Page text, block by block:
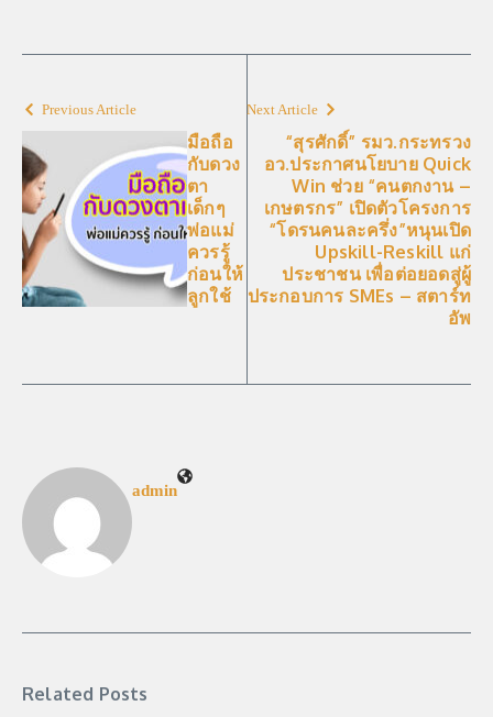
Previous Article
มือถือ
กับดวง
ตา
เด็กๆ
พ่อแม่
ควรรู้
ก่อนให้
ลูกใช้
Next Article
“สุรศักดิ์” รมว.กระทรวง
อว.ประกาศนโยบาย Quick
Win ช่วย “คนตกงาน –
เกษตรกร” เปิดตัวโครงการ
“โดรนคนละครึ่ง”หนุนเปิด
Upskill-Reskill แก่
ประชาชน เพื่อต่อยอดสู่ผู้
ประกอบการ SMEs – สตาร์ท
อัพ
admin
Related Posts